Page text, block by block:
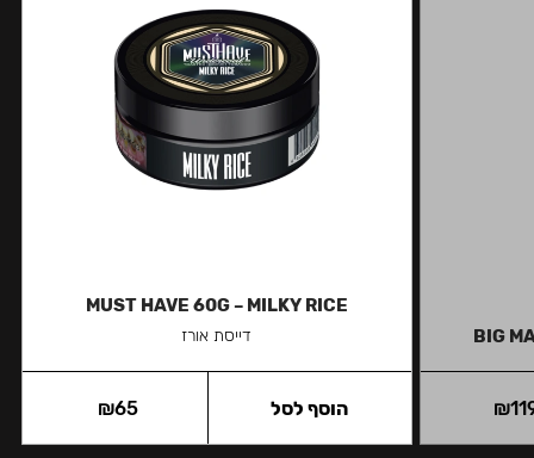
BIG
₪
MUST HAVE 60G – MILKY RICE
דייסת אורז
₪65 הוסף לסל